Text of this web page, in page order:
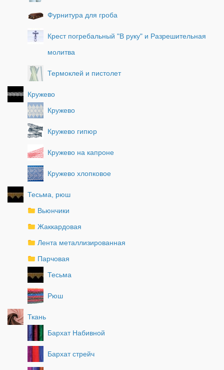
Фурнитура для гроба
Крест погребальный "В руку" и Разрешительная
молитва
Термоклей и пистолет
Кружево
Кружево
Кружево гипюр
Кружево на капроне
Кружево хлопковое
Тесьма, рюш
Вьюнчики
Жаккардовая
Лента металлизированная
Парчовая
Тесьма
Рюш
Ткань
Бархат Набивной
Бархат стрейч